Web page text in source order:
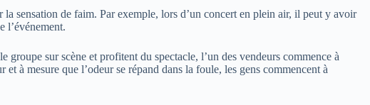
sensation de faim. Par exemple, lors d’un concert en plein air, il peut y avoir
l’événement.
groupe sur scène et profitent du spectacle, l’un des vendeurs commence à
à mesure que l’odeur se répand dans la foule, les gens commencent à